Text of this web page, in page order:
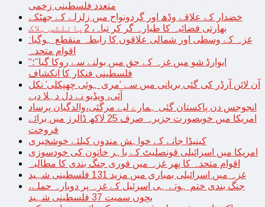
متعدد فلسطینی زخمی
خضدار کے علاقے وڈھ اور گردونواح میں زلزلے کے جھٹکے
بھارتی فضائیہ کا طیارہ گر کر تباہ، 2پائلٹس ہلاک
غزہ کے وسطی اور شمالی علاقوں کا رابطہ منقطع ہوگیا:
اقوام متحدہ
“ایوارڈ شو میں غزہ کے حق میں بولنے سے روکا گیا”؛
فلسطینی فنکار کا انکشاف
آن لائن آرڈر کی گئی بریانی میں سے ‘مری ہوئی چھپکلی’ نکل
آئی، ویڈیو نے دل دہلا دیے
انجوجس دن پاکستان گئی ہمارے لیے مرگئی،والدگیان پرساد
امریکا میں خوبصورت جزیرہ صرف 25 لاکھ ڈالرز میں برائے
فروخت
کینیڈا جانے کے خواہش مندوں کیلئے خوشخبری
امریکا میں اسرائیلی قونصلیٹ کے باہر خاتون کی خودسوزی
اقوام متحدہ کا پھر غزہ میں فوری جنگ بندی کا مطالبہ
غزہ میں اسرائیلی بمباری میں مزید 131 فلسطینی شہید
جنگ بندی ختم ہوتے ہی اسرئیل کے غزہ پر دوبارہ حملے،
بچوں سمیت 37 فلسطینی شہید